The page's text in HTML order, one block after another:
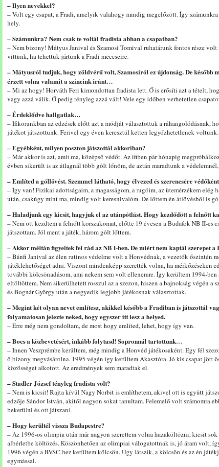
– Ilyen nevekkel?
– Volt egy csapat, a Fradi, amelyik valahogy mindig megelőzött. Így
hely.
– Számunkra? Nem csak te voltál fradista abban a csapatban?
– Nem bizony! Mátyus Janival és Szamosi Tomival ruhatárunk fontos része
vittünk, ha tehettük jártunk a Fradi meccseire.
– Mátyusról tudjuk, hogy zöldvérű volt, Szamosiról ez újdonság. De később
érzett volna valamit a színeink iránt…
– Mi az hogy! Horváth Feri kimondottan fradista lett. Ő is erősíti azt a tételt,
vagy azzá válik. Ő pedig tényleg azzá vált! Vele egy időben verhetetlen
– Érdeklődve hallgatlak…
– Ifikorunkban az edzések előtt azt a módját választottuk a ráhangolódásnak,
játékot játszottunk. Ferivel egy éven keresztül ketten legyőzhetetlenek
– Egyébként, milyen poszton játszottál akkoriban?
– Már akkor is azt, amit ma, középső védőt. Az ifiben pár hónapig
évben sikerült is az átlagnál több gólt lőnöm, de aztán maradtunk a
– Említed a góllövést. Szemmel látható, hogy élvezed és szerencsére
– Így van! Fizikai adottságaim, a magasságom, a rugóim, az ütemérzékem elég
után, csakúgy mint ma, mindig volt keresnivalóm. De lőttem én átlövésből is
– Haladjunk egy kicsit, hagyjuk el az utánpótlást. Hogy kezdődött a felnőtt
– Nem ott kezdtem a felnőtt korszakomat, előtte 19 évesen a Budafok NB II-es
játszottam. Jól ment a játék, három gólt lőttem.
– Akkor méltán figyeltek fel rád az NB I-ben. De miért nem kaptál szerepet a
– Bánfi Janival az élen rutinos védelme volt a Honvédnak, a vezetők őszintén
játéklehetőséget adni. Viszont mindenképp szerették volna, ha mérkőzéseken
további kölcsönadásom, ami nekem sem volt ellenemre. Így kerültem 1994-
eltöltöttem. Nem sikerülhetett rosszul az a szezon, hiszen a bajnokság végén a
és Bognár György után a negyedik legjobb játékosnak választottak.
– Megint két olyan nevet említesz, akikkel később a Fradiban is játszottál
folyamatosan jelezte neked, hogy egyszer itt lesz a helyed.
– Erre még nem gondoltam, de most hogy említed, lehet, hogy így van.
– Bocs a közbevetésért, inkább folytasd! Sopronnál tartottunk…
– Innen Veszprémbe kerültem, még mindig a Honvéd játékosaként. Egy fél
ő bizony megvásárolna. 1995 végén így kerültem Akasztóra. Jó kis csapat jött
közösséget alkotott. Az eredmények sem maradtak el.
– Stadler József tényleg fradista volt?
– Nem is kicsit! Rajta kívül Nagy Norbit is említhetem, akivel ott is együtt
edzője Sándor István, akitől nagyon sokat tanultam. Felemelő volt számomra
bekerülni és ott játszani.
– Hogy kerültél vissza Budapestre?
– Az 1996-os olimpia után már nagyon szerettem volna hazaköltözni, kicsit
albérletbe költözés. Köszönhetően az olimpiai válogatottnak is, jó áram volt,
1996 végén a BVSC-hez kerültem kölcsön. Úgy látszik, a kölcsön és az én
egymással.